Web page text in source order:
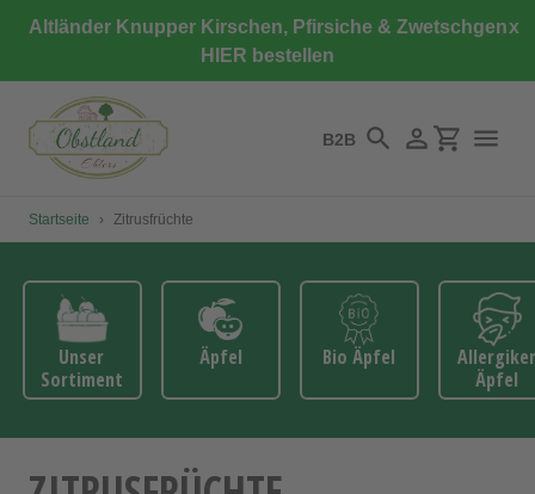
zumAltländer Knupper Kirschen, Pfirsiche & Zwetschgen
HIER bestellen
x
B2B SuchenEinloggen
Startseite › Zitrusfrüchte
Unser
Sortiment
Äpfel Bio Äpfel
Äpfel